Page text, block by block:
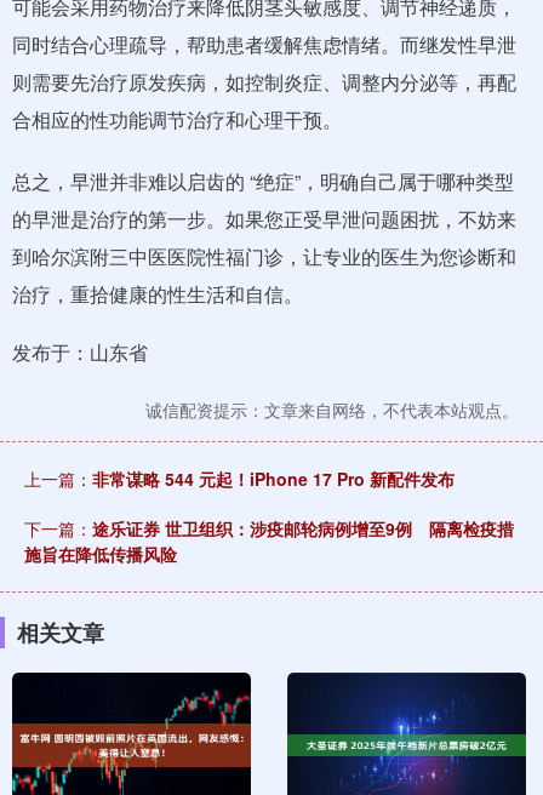
可能会采用药物治疗来降低阴茎头敏感度、调节神经递质，
同时结合心理疏导，帮助患者缓解焦虑情绪。而继发性早泄
则需要先治疗原发疾病，如控制炎症、调整内分泌等，再配
合相应的性功能调节治疗和心理干预。
总之，早泄并非难以启齿的 “绝症”，明确自己属于哪种类型
的早泄是治疗的第一步。如果您正受早泄问题困扰，不妨来
到哈尔滨附三中医医院性福门诊，让专业的医生为您诊断和
治疗，重拾健康的性生活和自信。
发布于：山东省
诚信配资提示：文章来自网络，不代表本站观点。
上一篇： 非常谋略 544 元起！iPhone 17 Pro 新配件发布
下一篇： 途乐证券 世卫组织：涉疫邮轮病例增至9例 隔离检疫措
施旨在降低传播风险
相关文章